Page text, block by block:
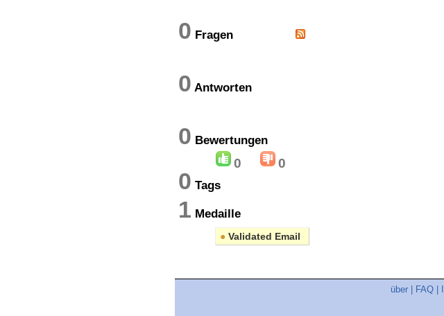
0 Fragen
0 Antworten
0 Bewertungen
0 0
0 Tags
1 Medaille
● Validated Email
über FAQ